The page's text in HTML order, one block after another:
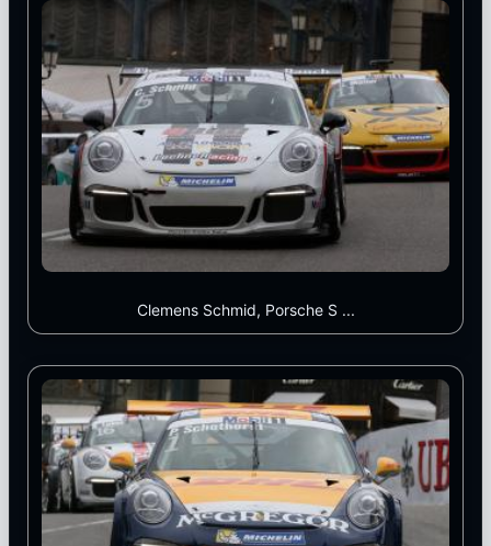
Clemens Schmid, Porsche S ...